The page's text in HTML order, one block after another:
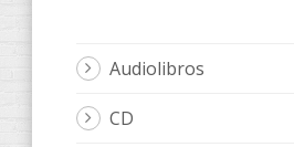
Audiolibros
CD